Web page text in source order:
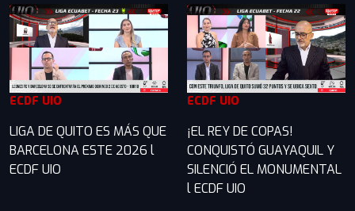
ECDF UIO
LIGA DE QUITO ES MÁS QUE
BARCELONA ESTE 2026 l
ECDF UIO
ECDF UIO
¡EL REY DE COPAS!
CONQUISTÓ GUAYAQUIL Y
SILENCIÓ EL MONUMENTAL
l ECDF UIO